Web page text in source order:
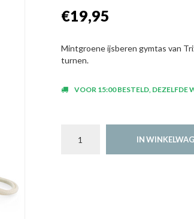
€19,95
Mintgroene ijsberen gymtas van
turnen.
VOOR 15:00 BESTELD, DEZELFDE
IN